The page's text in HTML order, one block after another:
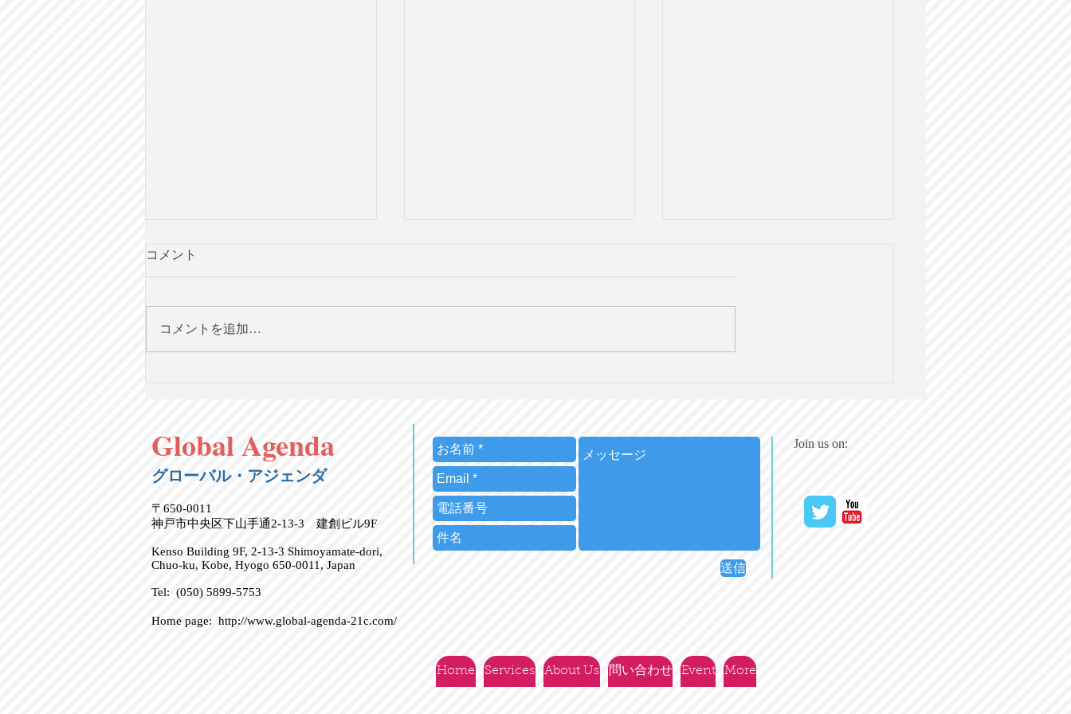
8/24(木）20時 ＠オンライン
ート＠京都（5月）のご案内
コメント
コメントを追加…
Global Agenda
グローバル・アジェンダ
〒650-0011
神戸市中央区下山手通2-13-3 建創ビル9F
Kenso Building 9F, 2-13-3 Shimoyamate-dori,
Chuo-ku, Kobe, Hyogo 650-0011, Japan
Tel: (050) 5899-5753
Home page: http://www.global-agenda-21c.com/
送信
Join us on:
Home Services About Us 問い合わせ Event More